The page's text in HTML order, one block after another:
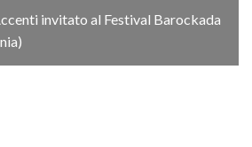
invitato al Festival Barockada